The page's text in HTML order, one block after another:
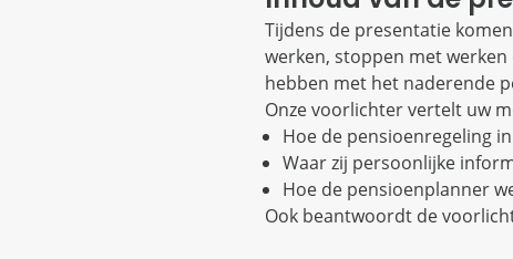
Tijdens de presentatie
werken, stoppen met
hebben met het naderende
Onze voorlichter vertelt uw
Hoe de pensioenregeling
Waar zij persoonlijke
Hoe de pensioenplanner
Ook beantwoordt de